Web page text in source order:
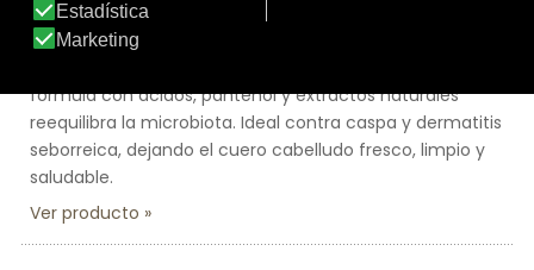
Sérum exfoliante que limpia en profundidad el cuero
cabelludo, eliminando sebo, residuos y células muertas.
fórmula con ácidos, pantenol y extractos naturales
reequilibra la microbiota. Ideal contra caspa y dermatitis
seborreica, dejando el cuero cabelludo fresco, limpio y
saludable.
Ver producto